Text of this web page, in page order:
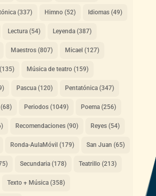
(337) Himno(52) Idiomas(49)
Lectura(54) Leyenda(387)
Maestros(807) Micael (127)
Música de teatro(159)
Pascua(120) Pentatónica(347)
Periodos(1049) Poema(256)
Recomendaciones(90) Reyes(54)
Ronda-AulaMóvil (179) San Juan (65)
Secundaria(178) Teatrillo(213)
Texto + Música(358)